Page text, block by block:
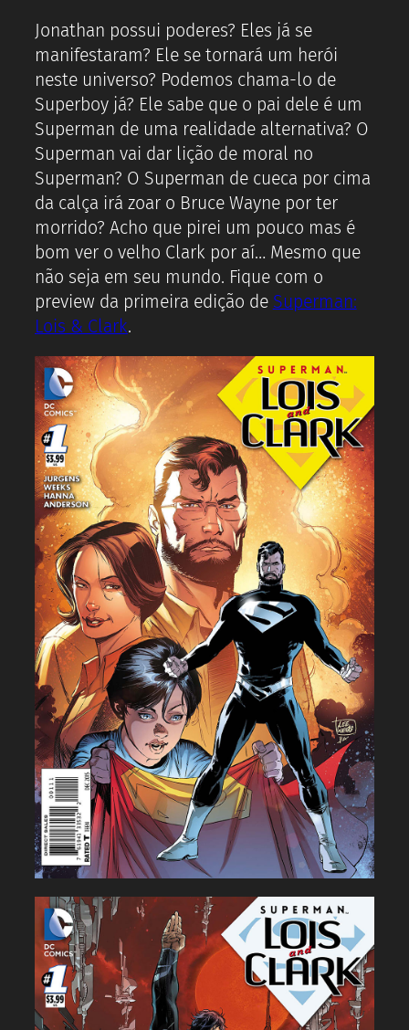
Jonathan possui poderes? Eles já se
manifestaram? Ele se tornará um herói
neste universo? Podemos chama-lo de
Superboy já? Ele sabe que o pai dele é um
Superman de uma realidade alternativa? O
Superman vai dar lição de moral no
Superman? O Superman de cueca por cima
da calça irá zoar o Bruce Wayne por ter
morrido? Acho que pirei um pouco mas é
bom ver o velho Clark por aí… Mesmo que
não seja em seu mundo. Fique com o
preview da primeira edição de Superman:
Lois & Clark.